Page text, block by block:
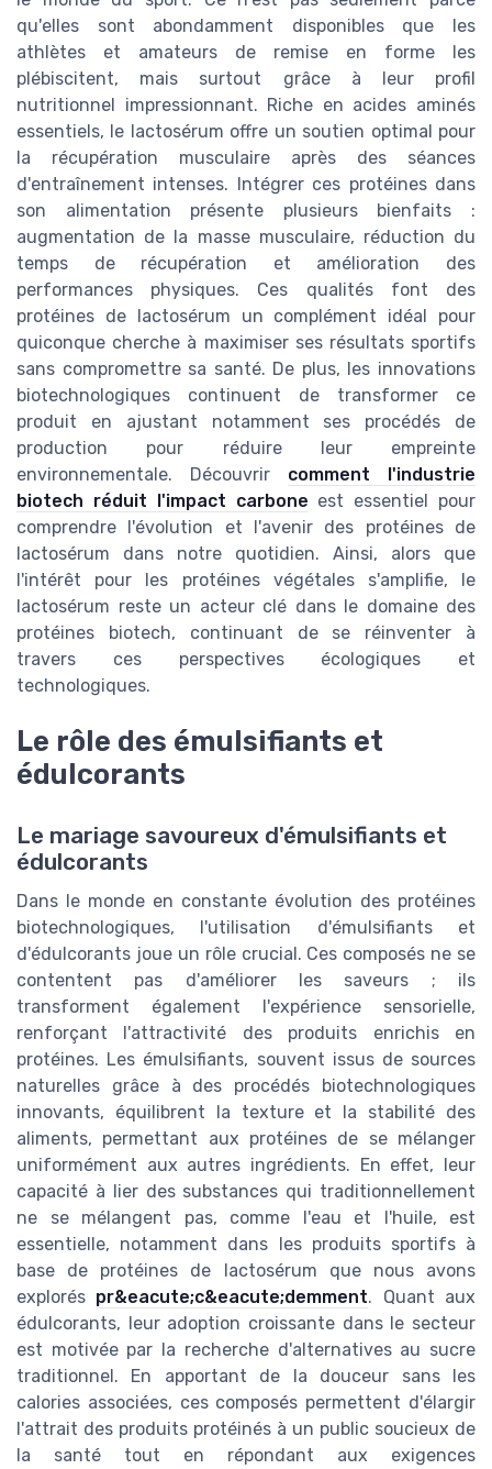
qu'elles sont abondamment disponibles que les
athlètes et amateurs de remise en forme les
plébiscitent, mais surtout grâce à leur profil
nutritionnel impressionnant. Riche en acides aminés
essentiels, le lactosérum offre un soutien optimal pour
la récupération musculaire après des séances
d'entraînement intenses. Intégrer ces protéines dans
son alimentation présente plusieurs bienfaits :
augmentation de la masse musculaire, réduction du
temps de récupération et amélioration des
performances physiques. Ces qualités font des
protéines de lactosérum un complément idéal pour
quiconque cherche à maximiser ses résultats sportifs
sans compromettre sa santé. De plus, les innovations
biotechnologiques continuent de transformer ce
produit en ajustant notamment ses procédés de
production pour réduire leur empreinte
environnementale. Découvrir comment l'industrie
biotech réduit l'impact carbone est essentiel pour
comprendre l'évolution et l'avenir des protéines de
lactosérum dans notre quotidien. Ainsi, alors que
l'intérêt pour les protéines végétales s'amplifie, le
lactosérum reste un acteur clé dans le domaine des
protéines biotech, continuant de se réinventer à
travers ces perspectives écologiques et
technologiques.
Le rôle des émulsifiants et
édulcorants
Le mariage savoureux d'émulsifiants et
édulcorants
Dans le monde en constante évolution des protéines
biotechnologiques, l'utilisation d'émulsifiants et
d'édulcorants joue un rôle crucial. Ces composés ne se
contentent pas d'améliorer les saveurs ; ils
transforment également l'expérience sensorielle,
renforçant l'attractivité des produits enrichis en
protéines. Les émulsifiants, souvent issus de sources
naturelles grâce à des procédés biotechnologiques
innovants, équilibrent la texture et la stabilité des
aliments, permettant aux protéines de se mélanger
uniformément aux autres ingrédients. En effet, leur
capacité à lier des substances qui traditionnellement
ne se mélangent pas, comme l'eau et l'huile, est
essentielle, notamment dans les produits sportifs à
base de protéines de lactosérum que nous avons
explorés pr&eacute;c&eacute;demment. Quant aux
édulcorants, leur adoption croissante dans le secteur
est motivée par la recherche d'alternatives au sucre
traditionnel. En apportant de la douceur sans les
calories associées, ces composés permettent d'élargir
l'attrait des produits protéinés à un public soucieux de
la santé tout en répondant aux exigences